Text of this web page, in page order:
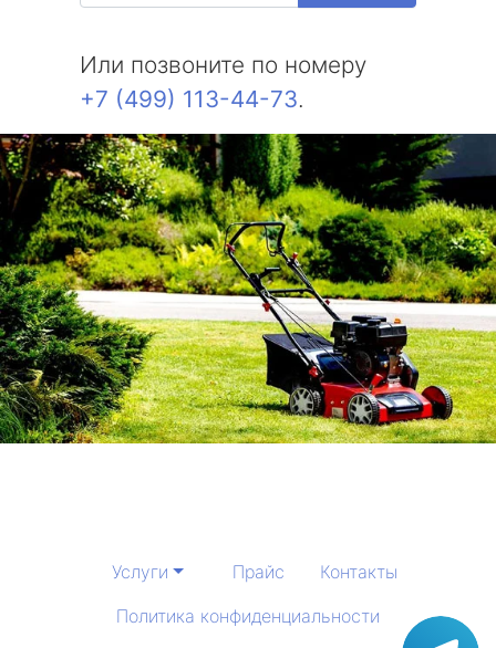
Или позвоните по номеру
+7 (499) 113-44-73.
Услуги Прайс
Контакты
Политика конфиденциальности